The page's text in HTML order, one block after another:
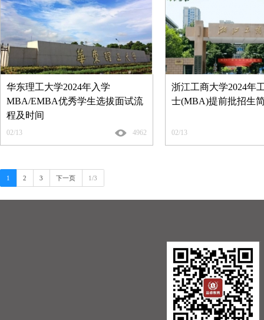
华东理工大学2024年入学
MBA/EMBA优秀学生选拔面试流
程及时间
02/13 4962
浙江工商大学2024年
士(MBA)提前批招生
02/13
1 2 3 下一页 1/3